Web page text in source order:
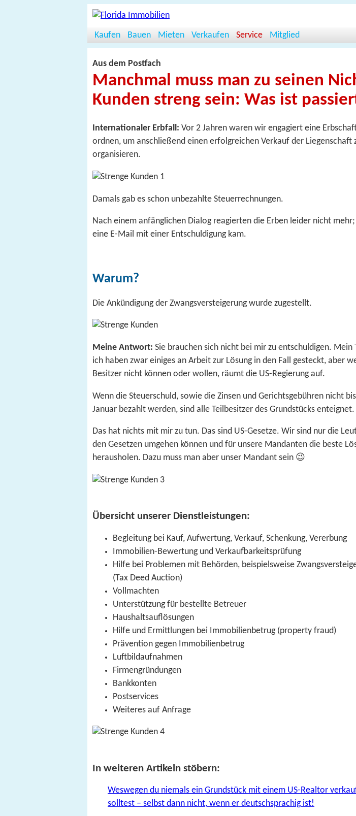
Kaufen Bauen Mieten Verkaufen Service Mitglied
Aus dem Postfach
Manchmal muss man zu seinen
Kunden streng sein: Was ist
Internationaler Erbfall: Vor 2 Jahren waren wir engagiert eine
ordnen, um anschließend einen erfolgreichen Verkauf der Liegenschaft
organisieren.
Damals gab es schon unbezahlte Steuerrechnungen.
Nach einem anfänglichen Dialog reagierten die Erben leider nicht
eine E-Mail mit einer Entschuldigung kam.
Warum?
Die Ankündigung der Zwangsversteigerung wurde zugestellt.
Meine Antwort: Sie brauchen sich nicht bei mir zu entschuldigen. Mein
ich haben zwar einiges an Arbeit zur Lösung in den Fall gesteckt, aber
Besitzer nicht können oder wollen, räumt die US-Regierung auf.
Wenn die Steuerschuld, sowie die Zinsen und Gerichtsgebühren nicht
Januar bezahlt werden, sind alle Teilbesitzer des Grundstücks enteignet.
Das hat nichts mit mir zu tun. Das sind US-Gesetze. Wir sind nur die
den Gesetzen umgehen können und für unsere Mandanten die beste
herausholen. Dazu muss man aber unser Mandant sein 😉
Übersicht unserer Dienstleistungen:
Begleitung bei Kauf, Aufwertung, Verkauf, Schenkung, Vererbung
Immobilien-Bewertung und Verkaufbarkeitsprüfung
Hilfe bei Problemen mit Behörden, beispielsweise
(Tax Deed Auction)
Vollmachten
Unterstützung für bestellte Betreuer
Haushaltsauflösungen
Hilfe und Ermittlungen bei Immobilienbetrug (property fraud)
Prävention gegen Immobilienbetrug
Luftbildaufnahmen
Firmengründungen
Bankkonten
Postservices
Weiteres auf Anfrage
In weiteren Artikeln stöbern:
Weswegen du niemals ein Grundstück mit einem US-Realtor
solltest – selbst dann nicht, wenn er deutschsprachig ist!